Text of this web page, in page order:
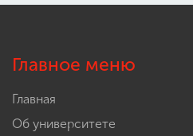
Главное меню
Главная
Об университете